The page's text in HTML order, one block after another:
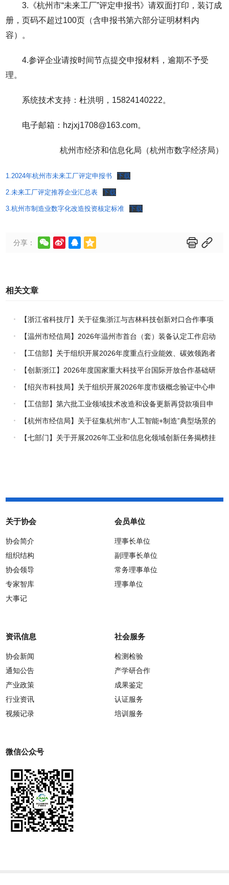
3.《杭州市“未来工厂”评定申报书》请双面打印，装订成
册，页码不超过100页（含申报书第六部分证明材料内
容）。
4.参评企业请按时间节点提交申报材料，逾期不予受
理。
系统技术支持：杜洪明，15824140222。
电子邮箱：hzjxj1708@163.com。
杭州市经济和信息化局（杭州市数字经济局）
1.2024年杭州市未来工厂评定申报书 下载
2.未来工厂评定推荐企业汇总表 下载
3.杭州市制造业数字化改造投资核定标准 下载
分享：      
相关文章
【浙江省科技厅】关于征集浙江与吉林科技创新对口合作事项
的通知【温州市经信局】2026年温州市首台（套）装备认定工作启动
【工信部】关于组织开展2026年度重点行业能效、碳效领跑者
企业推荐工作的通知
【创新浙江】2026年度国家重大科技平台国际开放合作基础研
究专项（试点）项目指南
【绍兴市科技局】关于组织开展2026年度市级概念验证中心申
报工作的通知
【工信部】第六批工业领域技术改造和设备更新再贷款项目申
报工作启动
【杭州市经信局】关于征集杭州市“人工智能+制造”典型场景的
通知【七部门】关于开展2026年工业和信息化领域创新任务揭榜挂
关于协会
协会简介
组织结构
协会领导
专家智库
大事记
会员单位
理事长单位
副理事长单位
常务理事单位
理事单位
资讯信息
协会新闻
通知公告
产业政策
行业资讯
视频记录
社会服务
检测检验
产学研合作
成果鉴定
认证服务
培训服务
微信公众号